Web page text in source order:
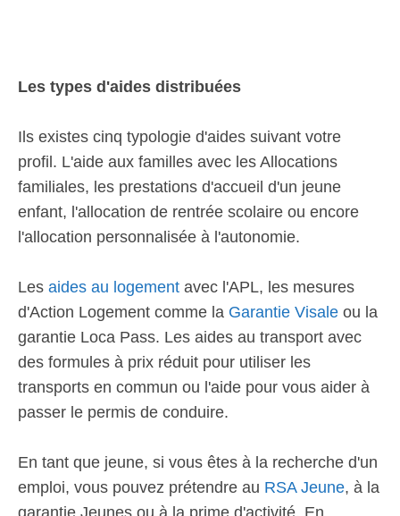
Les types d'aides distribuées
Ils existes cinq typologie d'aides suivant votre
profil. L'aide aux familles avec les Allocations
familiales, les prestations d'accueil d'un jeune
enfant, l'allocation de rentrée scolaire ou encore
l'allocation personnalisée à l'autonomie.
Les aides au logement avec l'APL, les mesures
d'Action Logement comme la Garantie Visale ou la
garantie Loca Pass. Les aides au transport avec
des formules à prix réduit pour utiliser les
transports en commun ou l'aide pour vous aider à
passer le permis de conduire.
En tant que jeune, si vous êtes à la recherche d'un
emploi, vous pouvez prétendre au RSA Jeune, à la
garantie Jeunes ou à la prime d'activité. En